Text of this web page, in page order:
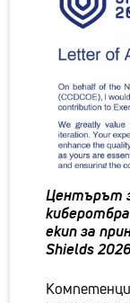
Центърът
екип за
Shields